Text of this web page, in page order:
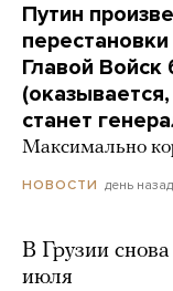
Путин
Главой Войск
станет
Максимально
НОВОСТИ день назад
В Грузии
июля